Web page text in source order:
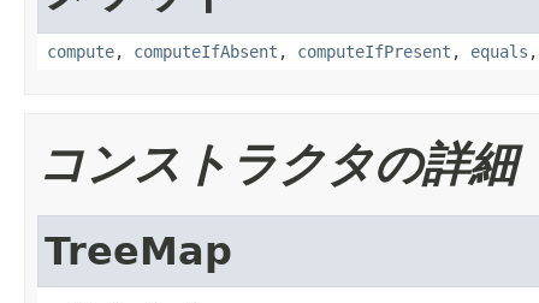
compute, computeIfAbsent , computeIfPresent , equals
コンストラクタの詳細
TreeMap